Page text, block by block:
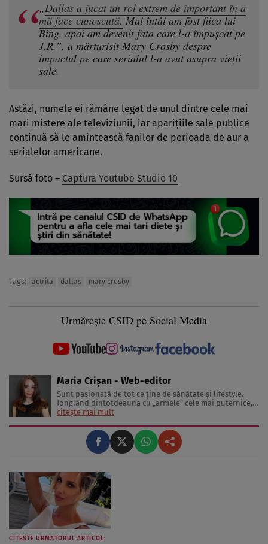
„Dallas a jucat un rol extrem de important în a
mă face cunoscută.Mai întâi am fost fiica lui
Bing, apoi am devenit fata care l-a împușcat pe
J.R.”, a mărturisit Mary Crosby despre
impactul pe care serialul l-a avut asupra vieții
sale.
Astăzi, numele ei rămâne legat de unul dintre cele mai
mari mistere ale televiziunii, iar aparițiile sale publice
continuă să le amintească fanilor de perioada de aur a
serialelor americane.
Sursă foto – Captura Youtube Studio 10
Tags: actrita dallas mary crosby
Urmărește CSID pe Social Media
Maria Crișan - Web-editor
Sunt pasionată de tot ce ține de sănătate și lifestyle.
Jonglând dintotdeauna cu „armele” cele mai puternice,
cuvintele, îmi place să împărtășesc cu cititorii diverse
sănătos și frumos. Lucrez în jurnalism de 3 ani, ...
citește mai mult
CITESTE URMATORUL ARTICOL: